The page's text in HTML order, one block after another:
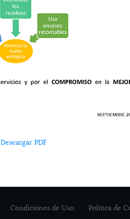
Descargar PDF
Condiciones de Uso Política de